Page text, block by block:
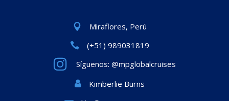
Miraflores, Perú
(+51) 989031819
Síguenos: @mpglobalcruises
Kimberlie Burns